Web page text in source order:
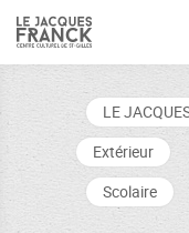
LE
Extérieur
Scolaire